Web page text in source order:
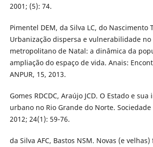
2001; (5): 74.
Pimentel DEM, da Silva LC, do Nascimento
Urbanização dispersa e vulnerabilidade no
metropolitano de Natal: a dinâmica da
ampliação do espaço de vida. Anais:
ANPUR, 15, 2013.
Gomes RDCDC, Araújo JCD. O Estado e
urbano no Rio Grande do Norte.
2012; 24(1): 59-76.
da Silva AFC, Bastos NSM. Novas (e